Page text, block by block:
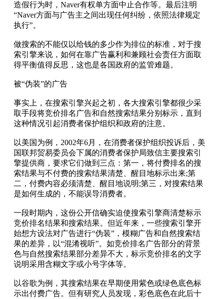
造假行为时，Naver有权单方面中止合作等。最后注明
“Naver方面与广告主之间出现任何纠纷，依照法律规定
执行”。
做搜索的不能仅以给钱的多少作为排位的标准，对于搜
索引擎来说，如何在靠广告赢利和兼顾社会责任方面取
得平衡值得反思，这也是各国政府的监管难题。
被“伪装”的广告
事实上，在搜索引擎兴起之初，各大搜索引擎都很少采
取手段将竞价排名广告和自然搜索结果分别标示，直到
这种情况引起消费者保护组织和政府的注意。
以美国为例，2002年6月，在消费者保护组织投诉后，美
国联邦贸易委员会下属的消费者保护局致信主要搜索引
擎提供商，要求它们做到三点：第一，将付费排名的搜
索结果与不付费的搜索结果清楚、醒目地标示出来;第
二，付费内容必须清楚、醒目地说明;第三，对搜索结果
是如何生成的，不能误导消费者。
一段时期内，这份公开信确实迫使搜索引擎商清楚标示
竞价排名结果和搜索结果。但近年来，一些搜索引擎开
始想方设法对广告进行“伪装”，模糊广告和自然搜索结
果的差异，以“混淆视听”。如竞价排名广告部分的背景
色与自然搜索结果部分差异不大，标示竞价排名的文字
说明采用含糊文字或小号字体等。
以谷歌为例，其搜索结果在早期使用紫色或绿色底色标
示出付费广告。但有研究人员发现，彩色底色在此后十